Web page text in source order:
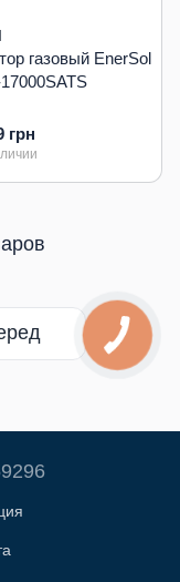
газовый EnerSol
грн